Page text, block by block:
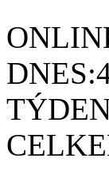
DNES: